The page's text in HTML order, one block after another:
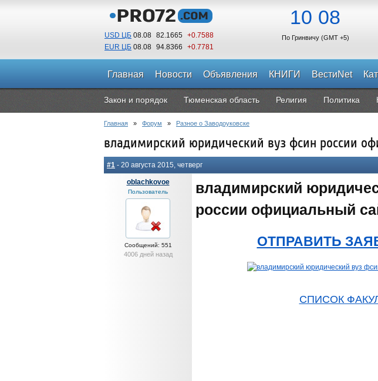
USD ЦБ 08.08 82.1665 +0.7588
EUR ЦБ 08.08 94.8366 +0.7781
10 08
По Гринвичу (GMT +5)
Главная Новости Объявления КНИГИ ВестиNet
Закон и порядок Тюменская область Религия Политика
Главная » Форум » Разное о Заводоуковске
владимирский юридический вуз фсин россии
#1 - 20 августа 2015, четверг
oblachkovoe
Пользователь
Сообщений: 551
4006 дней назад
владимирский
россии официальный
ОТПРАВИТЬ
СПИСОК